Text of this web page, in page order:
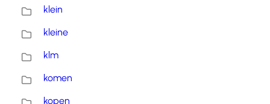
klein
kleine
klm
komen
kopen